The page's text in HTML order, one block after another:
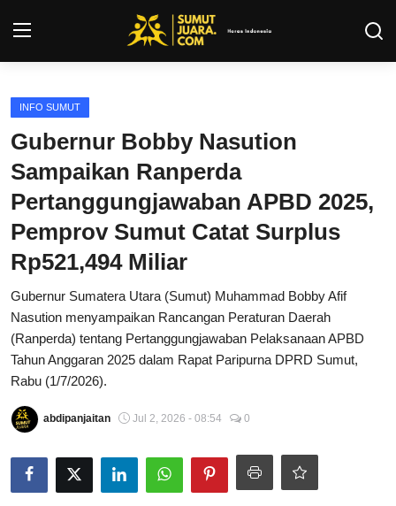
Login
Kontak
Tentang Kami
Privacy Policy
INFO SUMUT
SEPAKBOLA
ALL SPORT
Pedoman Media Siber
SOSOK
INFO SUMUT
Gubernur Bobby Nasution
Sampaikan Ranperda
Pertanggungjawaban APBD 2025,
Pemprov Sumut Catat Surplus
Rp521,494 Miliar
Gubernur Sumatera Utara (Sumut) Muhammad Bobby Afif
Nasution menyampaikan Rancangan Peraturan Daerah
(Ranperda) tentang Pertanggungjawaban Pelaksanaan APBD
Tahun Anggaran 2025 dalam Rapat Paripurna DPRD Sumut,
Rabu (1/7/2026).
abdipanjaitan Jul 2, 2026 - 08:54 0